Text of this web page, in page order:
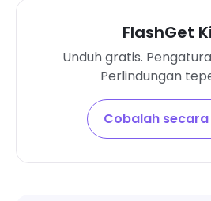
FlashGet
Unduh gratis.
Perlindungan
Cobalah